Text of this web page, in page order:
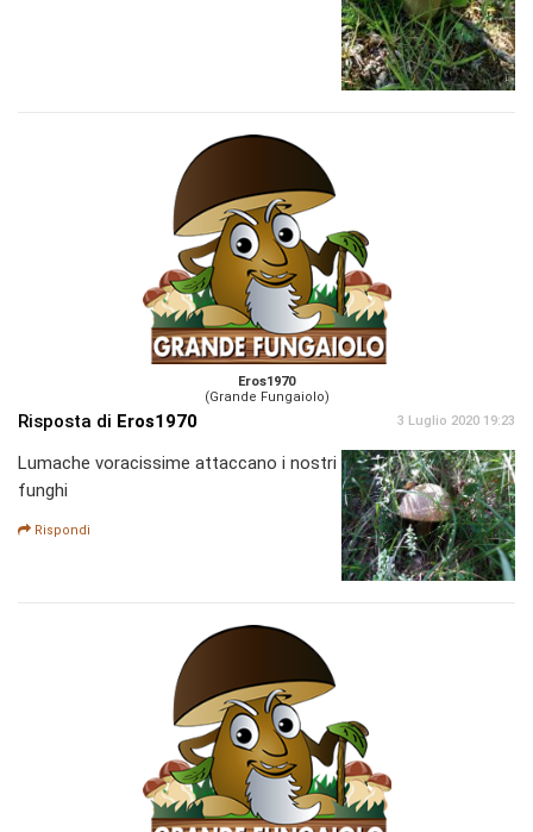
Eros1970
(Grande Fungaiolo)
Risposta di Eros1970 3 Luglio 2020 19:23
Lumache voracissime attaccano i nostri
funghi
Rispondi